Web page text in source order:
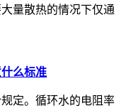
量散热的情况下仅通
么标准
定。循环水的电阻率